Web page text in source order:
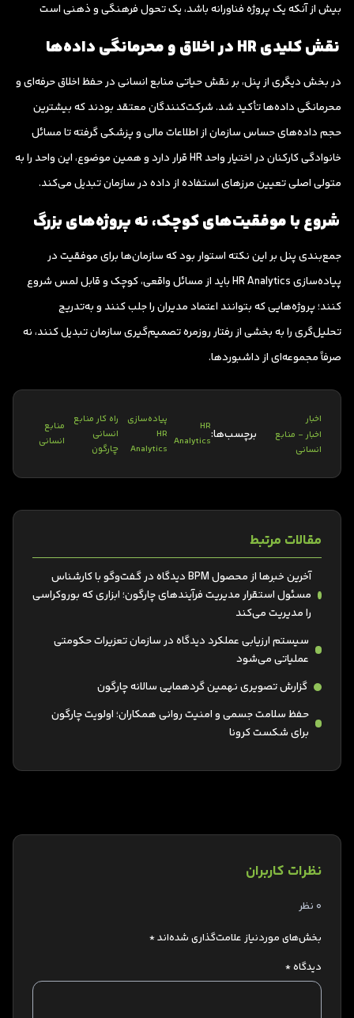
بیش از آنکه یک پروژه فناورانه باشد، یک تحول فرهنگی و ذهنی است
نقش کلیدی HR در اخلاق و محرمانگی داده‌ها
در بخش دیگری از پنل، بر نقش حیاتی منابع انسانی در حفظ اخلاق حرفه‌ای و
محرمانگی داده‌ها تأکید شد. شرکت‌کنندگان معتقد بودند که بیشترین
حجم داده‌های حساس سازمان از اطلاعات مالی و پزشکی گرفته تا مسائل
خانوادگی کارکنان در اختیار واحد HR قرار دارد و همین موضوع، این واحد را به
متولی اصلی تعیین مرزهای استفاده از داده در سازمان تبدیل می‌کند.
شروع با موفقیت‌های کوچک، نه پروژه‌های بزرگ
جمع‌بندی پنل بر این نکته استوار بود که سازمان‌ها برای موفقیت در
پیاده‌سازی HR Analytics باید از مسائل واقعی، کوچک و قابل لمس شروع
کنند؛ پروژه‌هایی که بتوانند اعتماد مدیران را جلب کنند و به‌تدریج
تحلیل‌گری را به بخشی از رفتار روزمره تصمیم‌گیری سازمان تبدیل کنند، نه
صرفاً مجموعه‌ای از داشبوردها.
اخبار
اخبار - منابع
انسانی
برچسب‌ها:HR
Analytics
پیاده‌سازی
HR
Analytics
راه کار منابع
انسانی
چارگون
منابع
انسانی
مقالات مرتبط
آخرین خبرها از محصول BPM دیدگاه در گفت‌وگو با کارشناس
مسئول استقرار مدیریت فرآیندهای چارگون؛ ابزاری که بوروکراسی
را مدیریت می‌کند
سیستم ارزیابی عملکرد دیدگاه در سازمان تعزیرات حکومتی
عملیاتی‌ می‌شود
گزارش تصویری نهمین گردهمایی سالانه چارگون
حفظ سلامت جسمی و امنیت روانی همکاران؛ اولویت چارگون
برای شکست کرونا
نظرات کاربران
0 نظر
بخش‌های موردنیاز علامت‌گذاری شده‌اند*
دیدگاه*